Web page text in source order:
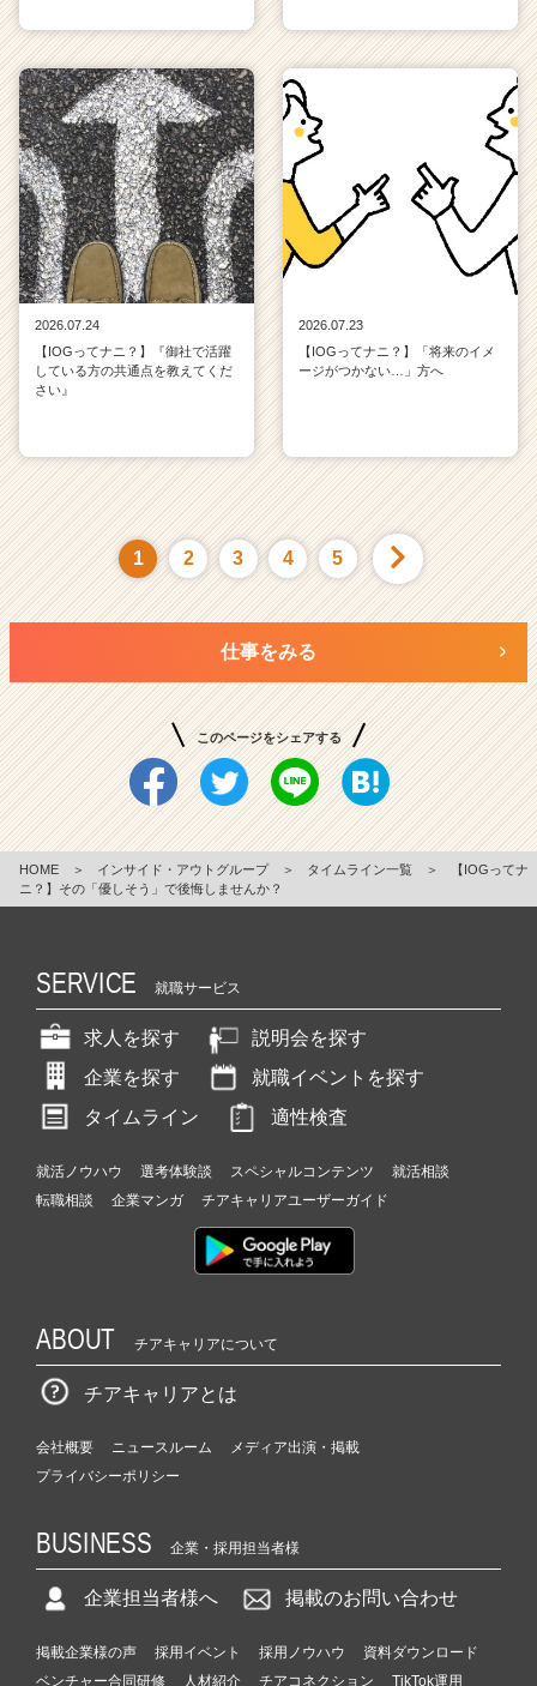
2026.07.24
【IOGってナニ？】『御社で活躍
している方の共通点を教えてくだ
さい』
2026.07.23
【IOGってナニ？】「将来のイメ
ージがつかない…」方へ
1 2 3 4 5
仕事をみる
このページをシェアする
HOME ＞ インサイド・アウトグループ ＞ タイムライン一覧 ＞
【IOGってナ
ニ？】その「優しそう」で後悔しませんか？
SERVICE 就職サービス
求人を探す
説明会を探す
企業を探す
就職イベントを探す
タイムライン
適性検査
就活ノウハウ 選考体験談 スペシャルコンテンツ
就活相談
転職相談
企業マンガ チアキャリアユーザーガイド
ABOUT チアキャリアについて
チアキャリアとは
会社概要 ニュースルーム
メディア出演・掲載
プライバシーポリシー
BUSINESS 企業・採用担当者様
企業担当者様へ 掲載のお問い合わせ
掲載企業様の声 採用イベント 採用ノウハウ
資料ダウンロード
ベンチャー合同研修
人材紹介 チアコネクション TikTok運用